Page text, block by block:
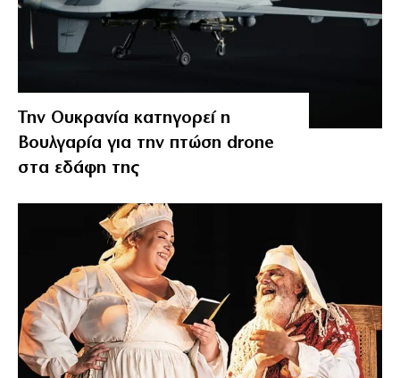
Την Ουκρανία κατηγορεί η
Βουλγαρία για την πτώση drone
στα εδάφη της